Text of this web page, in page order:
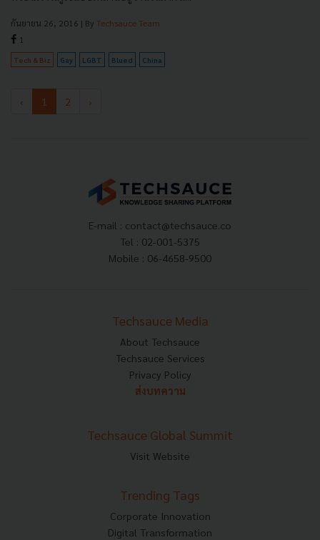
กันยายน 26, 2016 | By Techsauce Team
1
Tech & Biz Gay LGBT Blued China
‹ 1 2 ›
E-mail : contact@techsauce.co
Tel : 02-001-5375
Mobile : 06-4658-9500
Techsauce Media
About Techsauce
Techsauce Services
Privacy Policy
ส่งบทความ
Techsauce Global Summit
Visit Website
Trending Tags
Corporate Innovation
Digital Transformation